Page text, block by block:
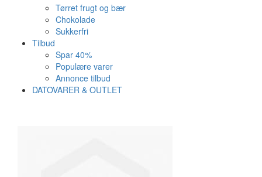
Tørret frugt og bær
Chokolade
Sukkerfri
Tilbud
Spar 40%
Populære varer
Annonce tilbud
DATOVARER & OUTLET